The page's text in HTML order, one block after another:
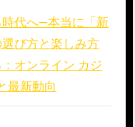
代へ—本当に「新
び方と楽しみ方
オンライン カジ
最新動向